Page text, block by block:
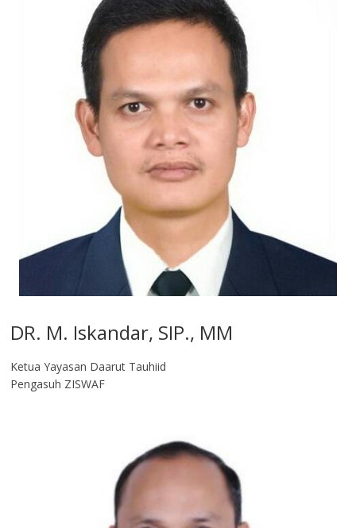
DR. M. Iskandar, SIP., MM
Ketua Yayasan Daarut Tauhiid
Pengasuh ZISWAF